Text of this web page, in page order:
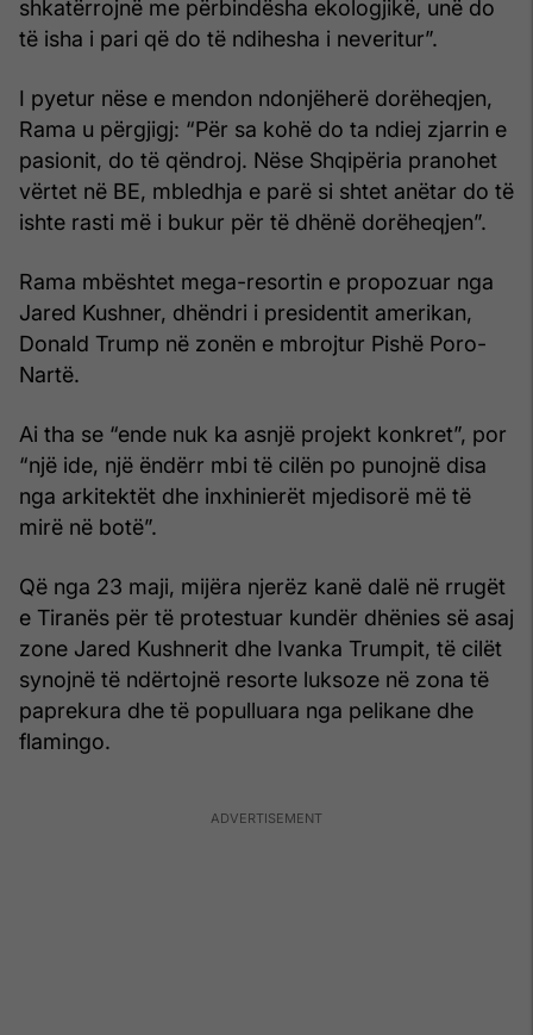
shkatërrojnë me përbindësha ekologjikë, unë do
të isha i pari që do të ndihesha i neveritur”.
I pyetur nëse e mendon ndonjëherë dorëheqjen,
Rama u përgjigj: “Për sa kohë do ta ndiej zjarrin e
pasionit, do të qëndroj. Nëse Shqipëria pranohet
vërtet në BE, mbledhja e parë si shtet anëtar do të
ishte rasti më i bukur për të dhënë dorëheqjen”.
Rama mbështet mega-resortin e propozuar nga
Jared Kushner, dhëndri i presidentit amerikan,
Donald Trump në zonën e mbrojtur Pishë Poro-
Nartë.
Ai tha se “ende nuk ka asnjë projekt konkret”, por
“një ide, një ëndërr mbi të cilën po punojnë disa
nga arkitektët dhe inxhinierët mjedisorë më të
mirë në botë”.
Që nga 23 maji, mijëra njerëz kanë dalë në rrugët
e Tiranës për të protestuar kundër dhënies së asaj
zone Jared Kushnerit dhe Ivanka Trumpit, të cilët
synojnë të ndërtojnë resorte luksoze në zona të
paprekura dhe të populluara nga pelikane dhe
flamingo.